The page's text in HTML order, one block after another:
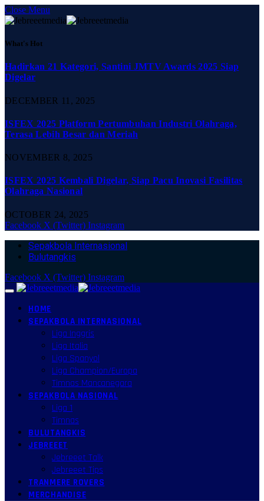
Close Menu
What's Hot
Hadirkan 21 Kategori, Santini JMTV Awards 2025 Siap
Digelar
DECEMBER 11, 2025
ISFEX 2025 Platform Pertumbuhan Industri Olahraga,
Terasa Lebih Besar dan Meriah
NOVEMBER 8, 2025
ISFEX 2025 Kembali Digelar, Siap Pacu Inovasi Fasilitas
Olahraga Nasional
OCTOBER 24, 2025
Facebook X (Twitter) Instagram
Sepakbola Internasional
Bulutangkis
Facebook X (Twitter) Instagram
HOME
SEPAKBOLA INTERNASIONAL
Liga Inggris
Liga Italia
Liga Spanyol
Liga Champion/Europa
Timnas Mancanegara
SEPAKBOLA NASIONAL
Liga 1
Timnas
BULUTANGKIS
JEBREEET
Jebreeet Talk
Jebreeet Tips
TRANMERE ROVERS
MERCHANDISE